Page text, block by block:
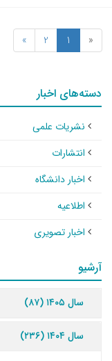
«
1
2
»
دسته‌های اخبار
نشریات علمی
انتشارات
اخبار دانشگاه
اطلاعیه
اخبار تصویری
آرشیو
سال ۱۴۰۵ (۸۷)
سال ۱۴۰۴ (۲۳۶)